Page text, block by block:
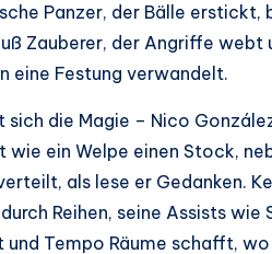
Panzer, der Bälle erstickt,
Zauberer, der Angriffe webt
eine Festung verwandelt.
die Magie – Nico
ein Welpe einen Stock,
als lese er Gedanken.
Reihen, seine Assists wie
Tempo Räume schafft,